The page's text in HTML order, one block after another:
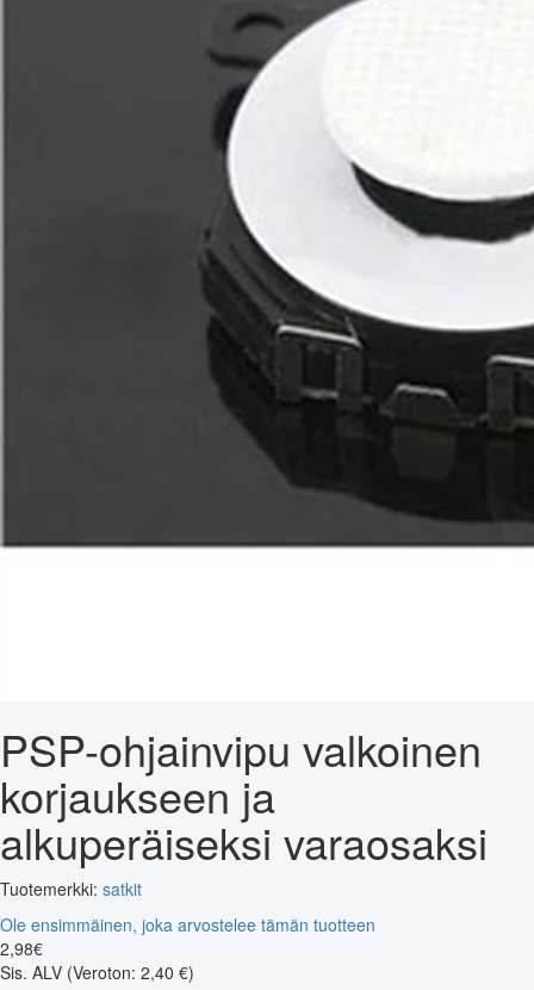
PSP-ohjainvipu valkoinen
korjaukseen ja
alkuperäiseksi varaosaksi
Tuotemerkki: satkit
Ole ensimmäinen, joka arvostelee tämän tuotteen
2,98€
Sis. ALV (Veroton: 2,40 €)